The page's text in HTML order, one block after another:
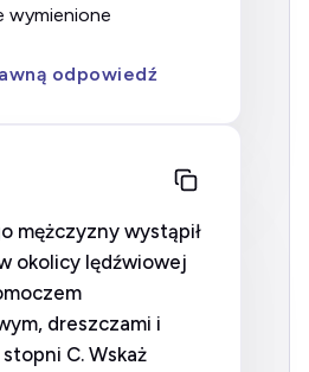
wymienione
odpowiedź
mężczyzny wystąpił
okolicy lędźwiowej
dreszczami i
C. Wskaż